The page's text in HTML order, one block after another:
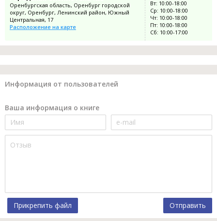
Оренбургская область, Оренбург городской
округ, Оренбург, Ленинский район, Южный
Центральная, 17
Расположение на карте
Вт: 10:00-18:00
Ср: 10:00-18:00
Чт: 10:00-18:00
Пт: 10:00-18:00
Сб: 10:00-17:00
Информация от пользователей
Ваша информация о книге
Прикрепить файл Отправить